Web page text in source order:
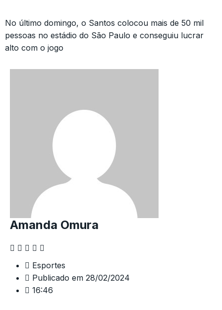
No último domingo, o Santos colocou mais de 50 mil
pessoas no estádio do São Paulo e conseguiu lucrar
alto com o jogo
Amanda Omura
Esportes
Publicado em 28/02/2024
16:46